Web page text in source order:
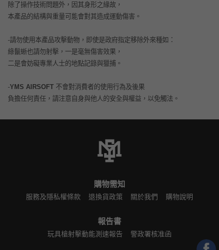
除了操作技術問題外，因其身形之緣故，
本產品的結構與重量可能會對其造成運動傷害。
-請勿使用本產品攻擊動物，即使是政府指定移除外來種如：
綠鬣蜥也請勿射擊，一是毫無傷害效果，
二是會妨礙專業人士的地點記錄與獵捕。
-YMS AIRSOFT 不會對消費者的使用行為及後果
負擔任何責任，請注意自身與他人的安全與權益，以免觸法。
購物需知
服務及隱私權條款 退換貨政策 關於我們 購物說明
報告書
玩具槍射擊動能測速報告 警政署核准函